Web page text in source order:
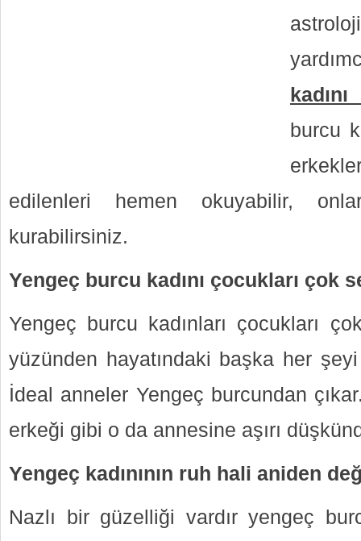
burcu
edilenleri hemen okuyabilir,
kurabilirsiniz.
Yengeç burcu kadını çocukları çok
Yengeç burcu kadınları çocukları
yüzünden hayatındaki başka her
İdeal anneler Yengeç burcundan
erkeği gibi o da annesine aşırı
Yengeç kadınının ruh hali aniden
Nazlı bir güzelliği vardır yengeç